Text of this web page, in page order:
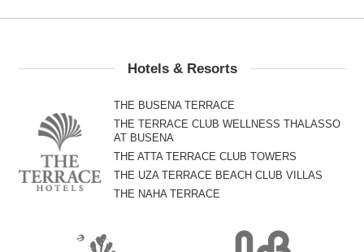
Hotels & Resorts
THE BUSENA TERRACE
THE TERRACE CLUB WELLNESS THALASSO
AT BUSENA
THE ATTA TERRACE CLUB TOWERS
THE UZA TERRACE BEACH CLUB VILLAS
THE NAHA TERRACE